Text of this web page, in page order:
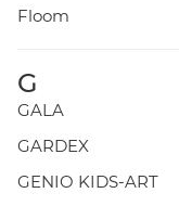
Floom
G
GALA
GARDEX
GENIO KIDS-ART